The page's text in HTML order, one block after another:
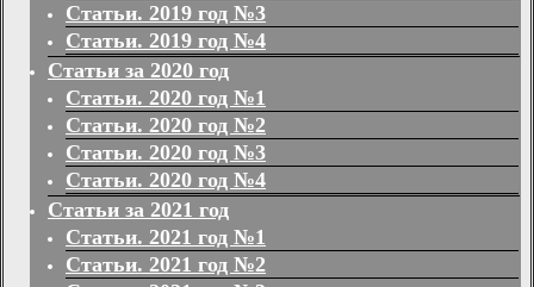
Статьи. 2019 год №3
Статьи. 2019 год №4
Статьи за 2020 год
Статьи. 2020 год №1
Статьи. 2020 год №2
Статьи. 2020 год №3
Статьи. 2020 год №4
Статьи за 2021 год
Статьи. 2021 год №1
Статьи. 2021 год №2